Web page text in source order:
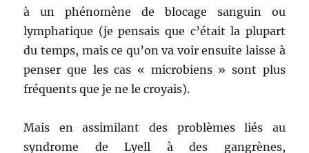
à un phénomène de blocage sanguin ou
lymphatique (je pensais que c’était la plupart
du temps, mais ce qu’on va voir ensuite laisse à
penser que les cas « microbiens » sont plus
fréquents que je ne le croyais).
Mais en assimilant des problèmes liés au
syndrome de Lyell à des gangrènes,